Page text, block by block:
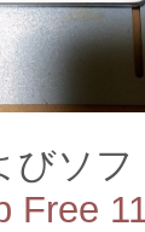
びソフ
Free